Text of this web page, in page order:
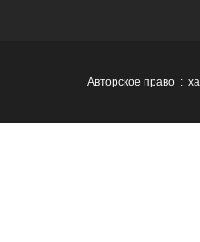
Авторское право :